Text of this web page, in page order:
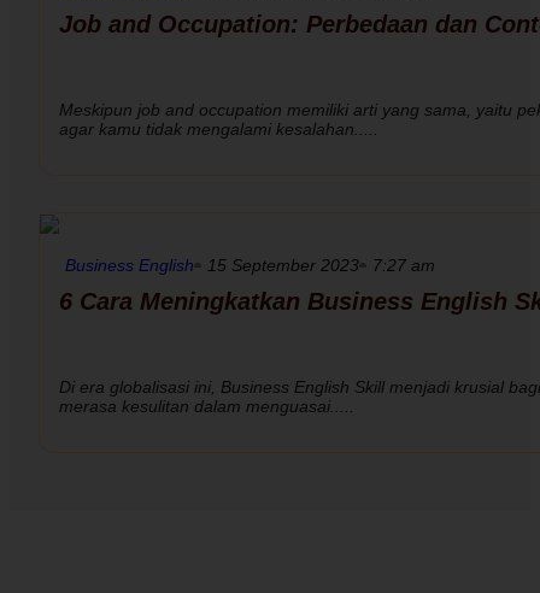
Job and Occupation: Perbedaan dan
Meskipun job and occupation memiliki arti yang sama, yaitu
agar kamu tidak mengalami kesalahan.....
Business English 15 September 2023 7:27 am
6 Cara Meningkatkan Business English
Di era globalisasi ini, Business English Skill menjadi krusial
merasa kesulitan dalam menguasai.....